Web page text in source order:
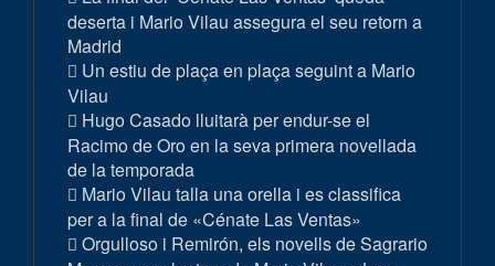
deserta i Mario Vilau assegura el seu retorn a
Madrid
Un estiu de plaça en plaça seguint a Mario
Vilau
Hugo Casado lluitarà per endur-se el
Racimo de Oro en la seva primera novellada
de la temporada
Mario Vilau talla una orella i es classifica
per a la final de «Cénate Las Ventas»
Orgulloso i Remirón, els novells de Sagrario